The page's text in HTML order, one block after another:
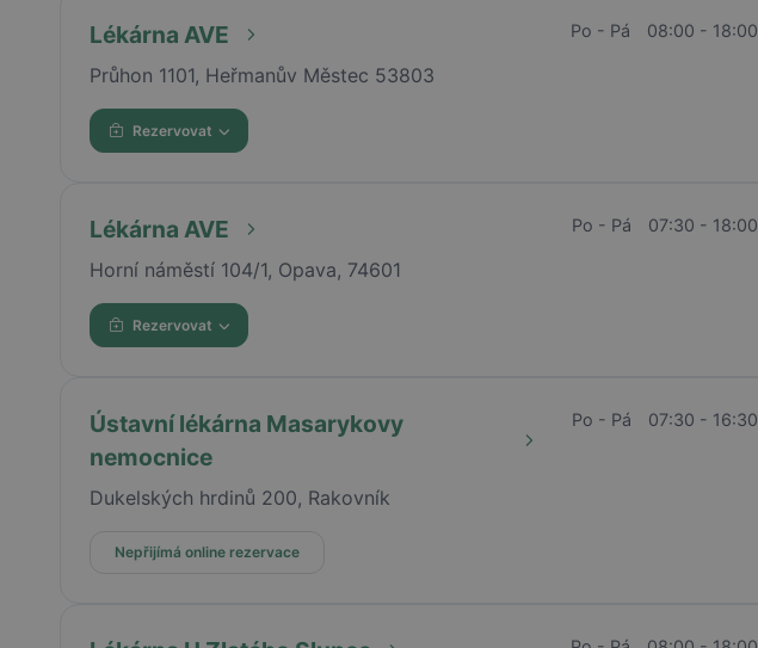
Lékárna AVE
Průhon 1101, Heřmanův Městec 53803
Po - Pá 08:00 - 18:00
Rezervovat
Lékárna AVE
Horní náměstí 104/1, Opava, 74601
Po - Pá 07:30 - 18:00
Rezervovat
Ústavní lékárna Masarykovy
nemocnice
Dukelských hrdinů 200, Rakovník
Po - Pá 07:30 - 16:30
Nepřijímá online rezervace